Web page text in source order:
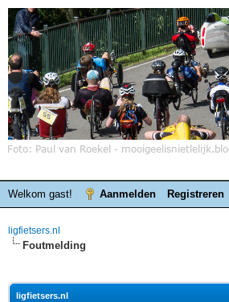
Welkom gast! Aanmelden Registreren
ligfietsers.nl
Foutmelding
ligfietsers.nl